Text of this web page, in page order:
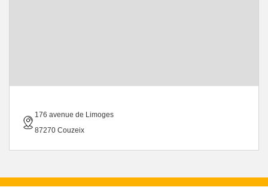
176 avenue de Limoges
87270 Couzeix